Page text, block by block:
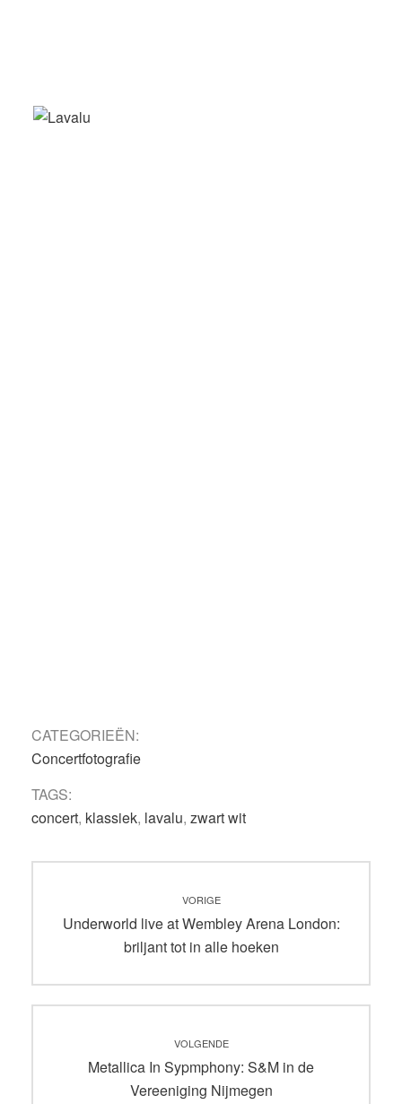
CATEGORIEËN:
Concertfotografie
TAGS:
concert, klassiek, lavalu, zwart wit
navigatie
VORIGE
Vorig
Underworld live at Wembley Arena London:
briljant tot in alle hoeken
VOLGENDE
Volgend
bericht:
Metallica In Sypmphony: S&M in de
Vereeniging Nijmegen